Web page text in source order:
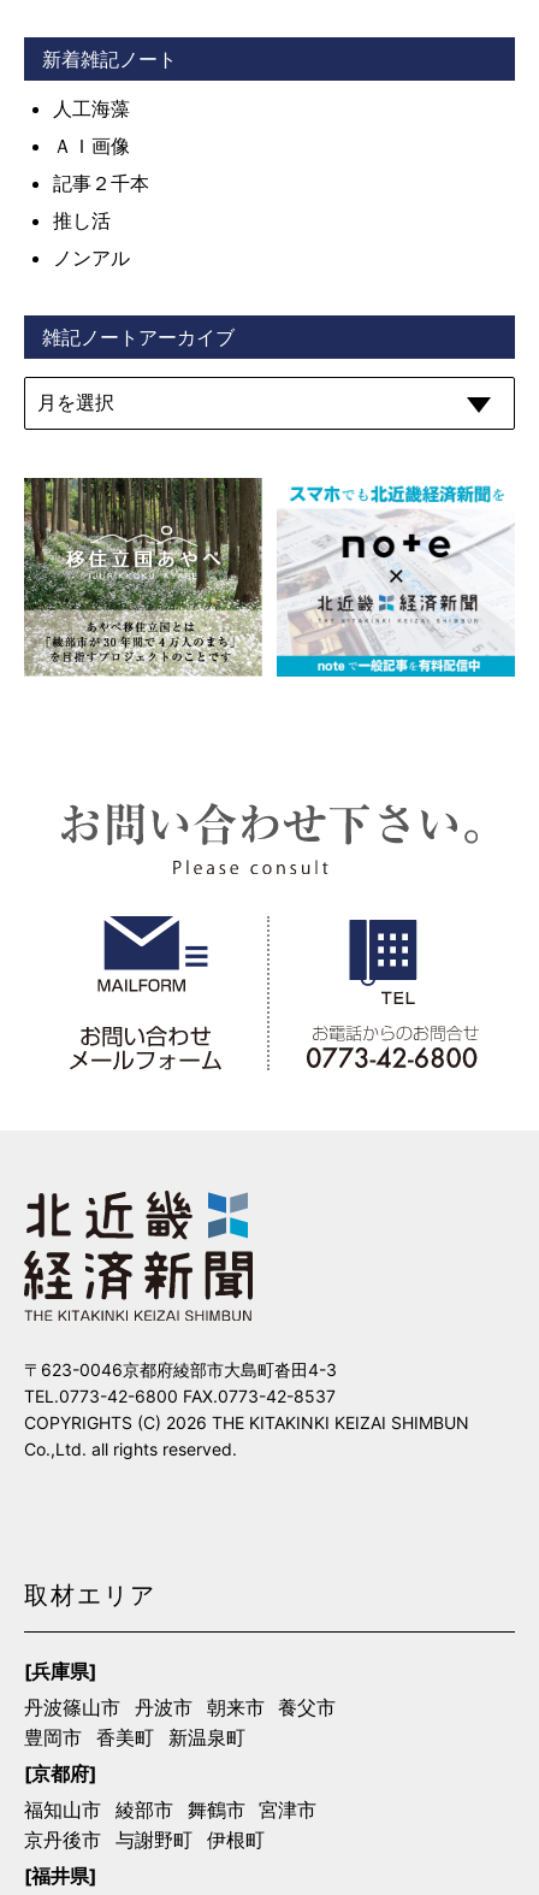
新着雑記ノート
人工海藻
ＡＩ画像
記事２千本
推し活
ノンアル
雑記ノートアーカイブ
〒623-0046京都府綾部市大島町沓田4-3
TEL.0773-42-6800 FAX.0773-42-8537
COPYRIGHTS (C) 2026 THE KITAKINKI KEIZAI SHIMBUN
Co.,Ltd. all rights reserved.
取材エリア
[兵庫県]
丹波篠山市
丹波市 朝来市
養父市
豊岡市
香美町
新温泉町
[京都府]
福知山市
綾部市 舞鶴市
宮津市
京丹後市
与謝野町
伊根町
[福井県]